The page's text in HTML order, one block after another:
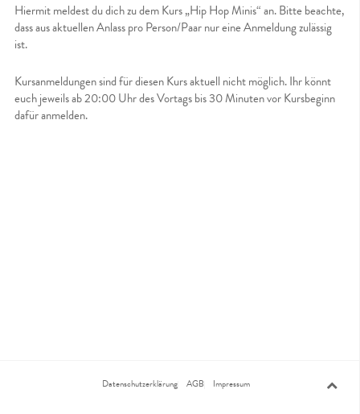
Hiermit meldest du dich zu dem Kurs „Hip Hop Minis“ an. Bitte beachte,
dass aus aktuellen Anlass pro Person/Paar nur eine Anmeldung zulässig
ist.
Kursanmeldungen sind für diesen Kurs aktuell nicht möglich. Ihr könnt
euch jeweils ab 20:00 Uhr des Vortags bis 30 Minuten vor Kursbeginn
dafür anmelden.
Datenschutzerklärung AGB Impressum